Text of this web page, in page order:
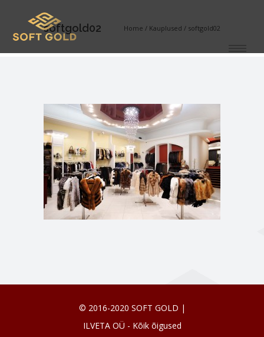
softgold02 Home / Kauplused / softgold02
© 2016-2020 SOFT GOLD |
ILVETA OÜ - Kõik õigused